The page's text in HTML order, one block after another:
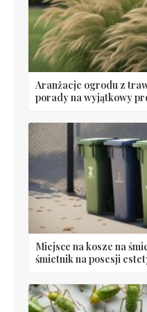
Aranżacje ogrodu z
porady na wyjątkowy
Miejsce na kosze na
śmietnik na posesji